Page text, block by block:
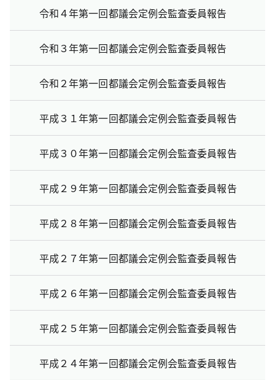
令和４年第一回都議会定例会監査委員報告
令和３年第一回都議会定例会監査委員報告
令和２年第一回都議会定例会監査委員報告
平成３１年第一回都議会定例会監査委員報告
平成３０年第一回都議会定例会監査委員報告
平成２９年第一回都議会定例会監査委員報告
平成２８年第一回都議会定例会監査委員報告
平成２７年第一回都議会定例会監査委員報告
平成２６年第一回都議会定例会監査委員報告
平成２５年第一回都議会定例会監査委員報告
平成２４年第一回都議会定例会監査委員報告